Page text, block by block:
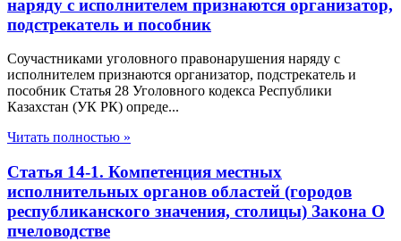
наряду с исполнителем признаются организатор,
подстрекатель и пособник
Соучастниками уголовного правонарушения наряду с
исполнителем признаются организатор, подстрекатель и
пособник Статья 28 Уголовного кодекса Республики
Казахстан (УК РК) опреде...
Читать полностью »
Статья 14-1. Компетенция местных
исполнительных органов областей (городов
республиканского значения, столицы) Закона О
пчеловодстве